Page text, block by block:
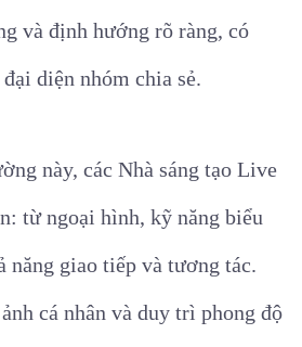
và định hướng rõ ràng, có
diện nhóm chia sẻ.
này, các Nhà sáng tạo Live
từ ngoại hình, kỹ năng biểu
năng giao tiếp và tương tác.
cá nhân và duy trì phong độ